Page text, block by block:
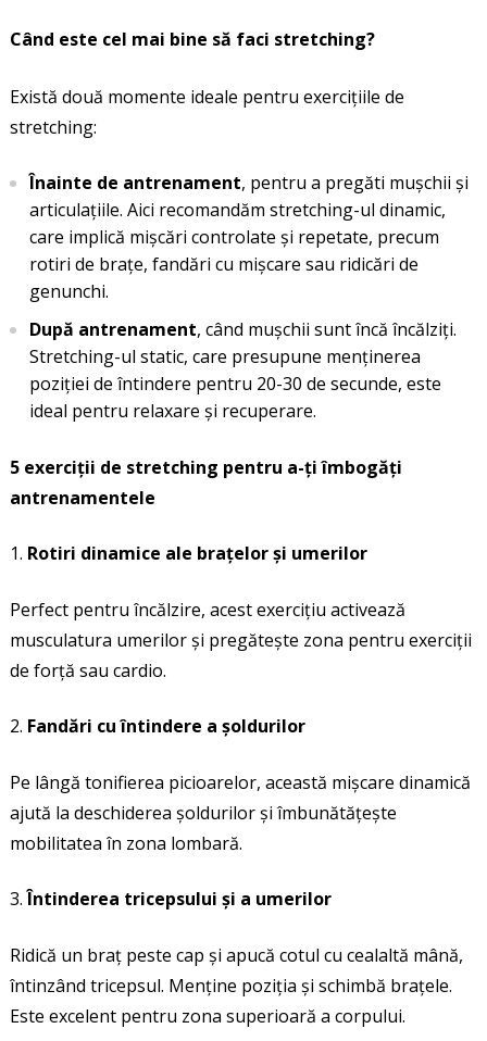
Când este cel mai bine să faci stretching?
Există două momente ideale pentru exercițiile de
stretching:
Înainte de antrenament, pentru a pregăti mușchii și
articulațiile. Aici recomandăm stretching-ul dinamic,
care implică mișcări controlate și repetate, precum
rotiri de brațe, fandări cu mișcare sau ridicări de
genunchi.
După antrenament, când mușchii sunt încă încălziți.
Stretching-ul static, care presupune menținerea
poziției de întindere pentru 20-30 de secunde, este
ideal pentru relaxare și recuperare.
5 exerciții de stretching pentru a-ți îmbogăți
antrenamentele
Rotiri dinamice ale brațelor și umerilor
Perfect pentru încălzire, acest exercițiu activează
musculatura umerilor și pregătește zona pentru exerciții
de forță sau cardio.
Fandări cu întindere a șoldurilor
Pe lângă tonifierea picioarelor, această mișcare dinamică
ajută la deschiderea șoldurilor și îmbunătățește
mobilitatea în zona lombară.
Întinderea tricepsului și a umerilor
Ridică un braț peste cap și apucă cotul cu cealaltă mână,
întinzând tricepsul. Menține poziția și schimbă brațele.
Este excelent pentru zona superioară a corpului.